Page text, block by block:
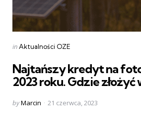
Categories
Posted
inAktualności OZE
Najtańszy kredyt na
2023 roku. Gdzie złożyć
Posted
byMarcin 21 czerwca, 2023